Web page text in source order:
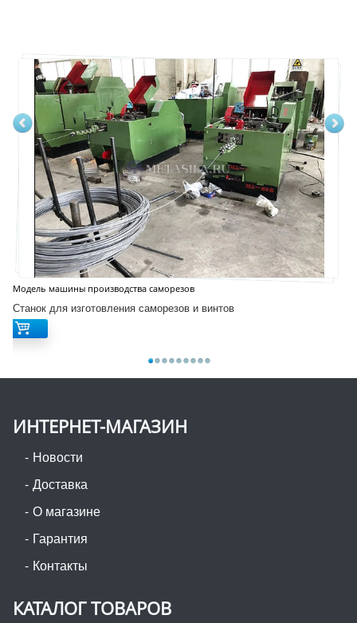
Модель машины производства саморезов
Станок для изготовления саморезов и винтов
ИНТЕРНЕТ-МАГАЗИН
Новости
Доставка
О магазине
Гарантия
Контакты
КАТАЛОГ ТОВАРОВ